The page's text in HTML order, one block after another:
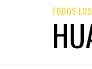
TODOS